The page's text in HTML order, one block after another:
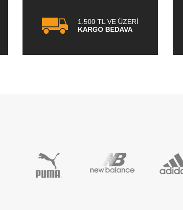
1.500 TL VE ÜZERİ
KARGO BEDAVA